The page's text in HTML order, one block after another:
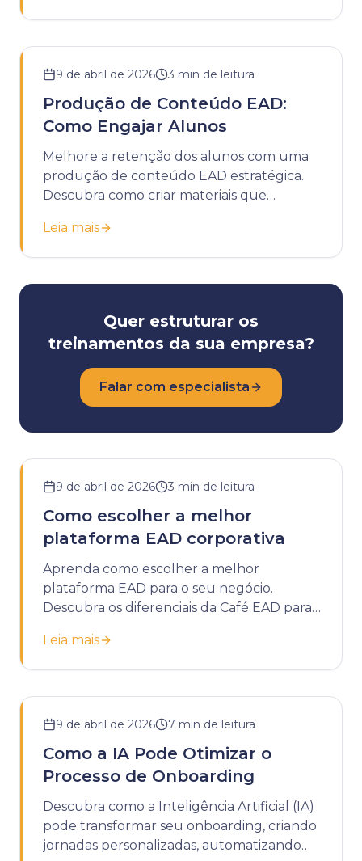
9 de abril de 2026 3 min de leitura
Produção de Conteúdo EAD:
Como Engajar Alunos
Melhore a retenção dos alunos com uma
produção de conteúdo EAD estratégica.
Descubra como criar materiais que
Leia mais
Quer estruturar os
treinamentos da sua empresa?
Falar com especialista
9 de abril de 2026 3 min de leitura
Como escolher a melhor
plataforma EAD corporativa
Aprenda como escolher a melhor
plataforma EAD para o seu negócio.
Descubra os diferenciais da Café EAD para
empresa.
Leia mais
9 de abril de 2026 7 min de leitura
Como a IA Pode Otimizar o
Processo de Onboarding
Descubra como a Inteligência Artificial (IA)
pode transformar seu onboarding, criando
jornadas personalizadas, automatizando